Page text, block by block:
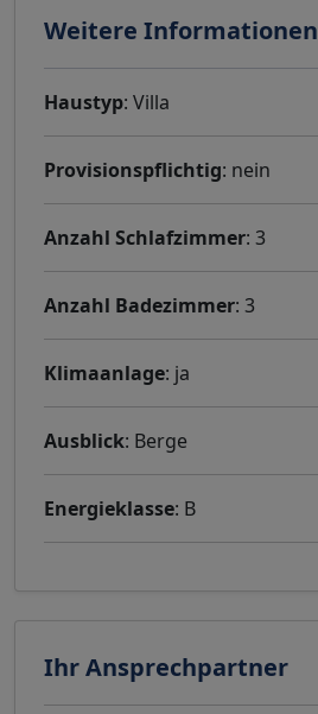
Weitere Informationen
Haustyp: Villa
Provisionspflichtig: nein
Anzahl Schlafzimmer: 3
Anzahl Badezimmer: 3
Klimaanlage: ja
Ausblick: Berge
Energieklasse: B
Ihr Ansprechpartner